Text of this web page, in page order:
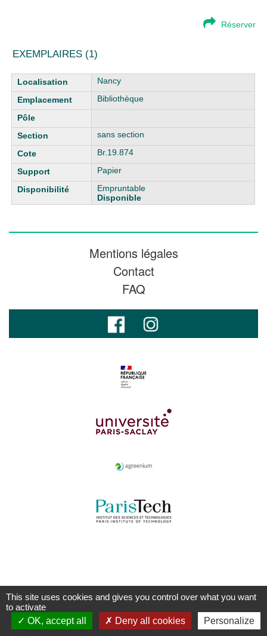
Réserver
EXEMPLAIRES (1)
Liste des exemplaires
Nancy
Bibliothèque
sans section
Br.19.874
Papier
Empruntable
Disponible
Mentions légales
Contact
FAQ
This site uses cookies and gives you control over what you want
to activate
OK, accept all
Deny all cookies Personalize